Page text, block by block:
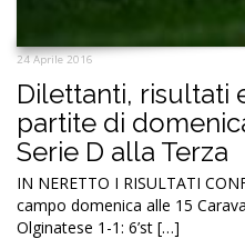
24 Aprile 2016
Dilettanti, risultati
partite di
Serie D alla Terza
IN NERETTO I RISULTATI
campo domenica alle 15
Olginatese 1-1: 6’st […]